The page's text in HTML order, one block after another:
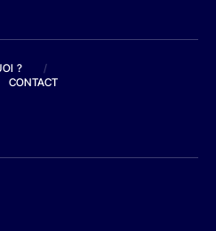
?
/
CONTACT